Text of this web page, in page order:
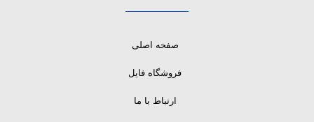
صفحه اصلی
فروشگاه فایل
ارتباط با ما